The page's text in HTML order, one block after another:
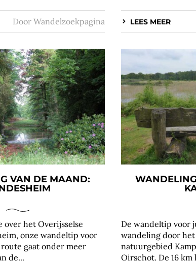
Door Wandelzoekpagina LEES MEER
VAN DE MAAND:
over het Overijsselse
onze wandeltip voor
gaat onder meer
de...
De wandeltip voor
wandeling door
natuurgebied
Oirschot. De 16 km